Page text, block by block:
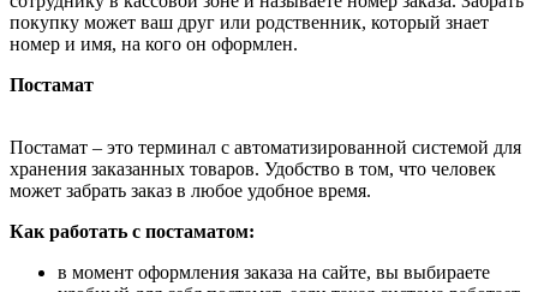
покупку может ваш друг или родственник, который знает
номер и имя, на кого он оформлен.
Постамат
Постамат – это терминал с автоматизированной системой для
хранения заказанных товаров. Удобство в том, что человек
может забрать заказ в любое удобное время.
Как работать с постаматом:
в момент оформления заказа на сайте, вы выбираете